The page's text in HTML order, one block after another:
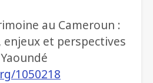
au Cameroun :
et perspectives
1050218